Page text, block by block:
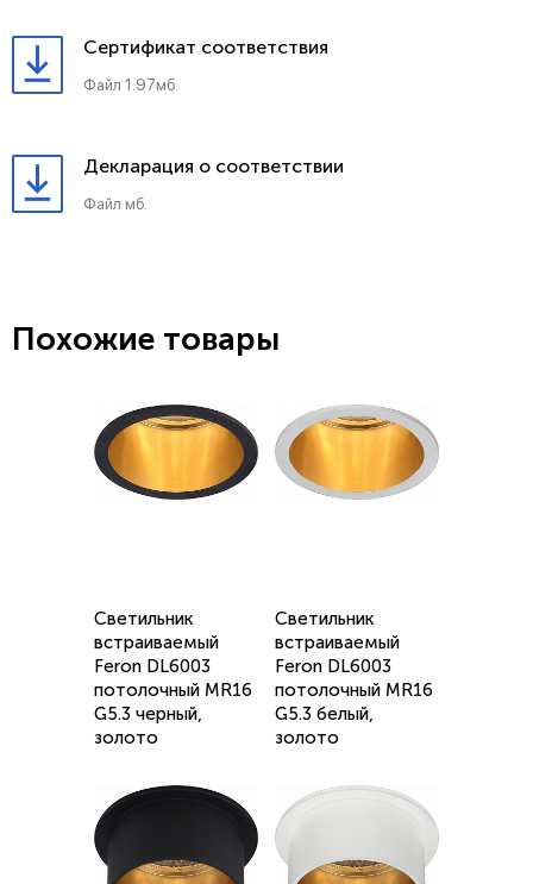
Сертификат соответствия
Файл 1.97мб.
Декларация о соответствии
Файл мб.
Похожие товары
Светильник
встраиваемый
Feron DL6003
потолочный MR16
G5.3 черный,
золото
Светильник
встраиваемый
Feron DL6003
потолочный MR16
G5.3 белый,
золото